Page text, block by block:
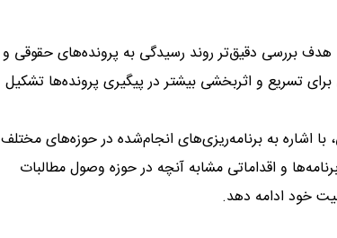
بررسی دقیق‌تر روند رسیدگی به پرونده‌های حقوقی و
تسریع و اثربخشی بیشتر در پیگیری پرونده‌ها تشکیل
اشاره به برنامه‌ریزی‌های انجام‌شده در حوزه‌های مختلف
و اقداماتی مشابه آنچه در حوزه وصول مطالبات
خود ادامه دهد.